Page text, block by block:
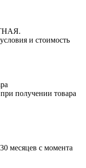
и стоимость
получении товара
месяцев с момента